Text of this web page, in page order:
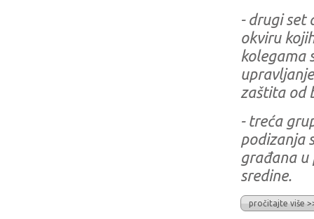
- drugi set
okviru
kolegama
zaštita od
- treća
podizanja
građana u
sredine.
pročitajte više